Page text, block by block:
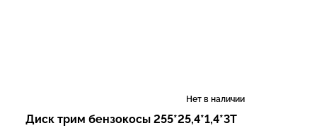
Нет в наличии
Диск трим бензокосы 255*25,4*1,4*3Т